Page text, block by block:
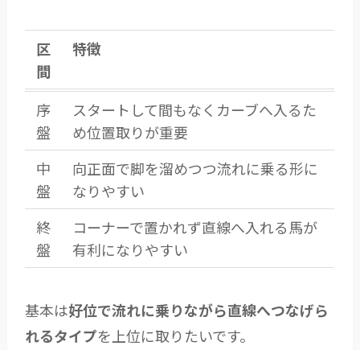
区
間
特徴
序
盤
スタートして間もなくカーブへ入るた
め位置取りが重要
中
盤
向正面で脚を溜めつつ流れに乗る形に
なりやすい
終
盤
コーナーで置かれず直線へ入れる馬が
有利になりやすい
基本は好位で流れに乗りながら直線へつなげら
れるタイプを上位に取りたいです。